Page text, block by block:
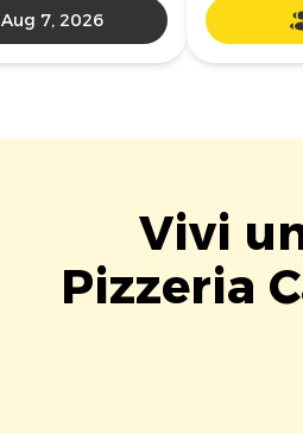
Aug 7, 2026
Vivi
Pizzeria